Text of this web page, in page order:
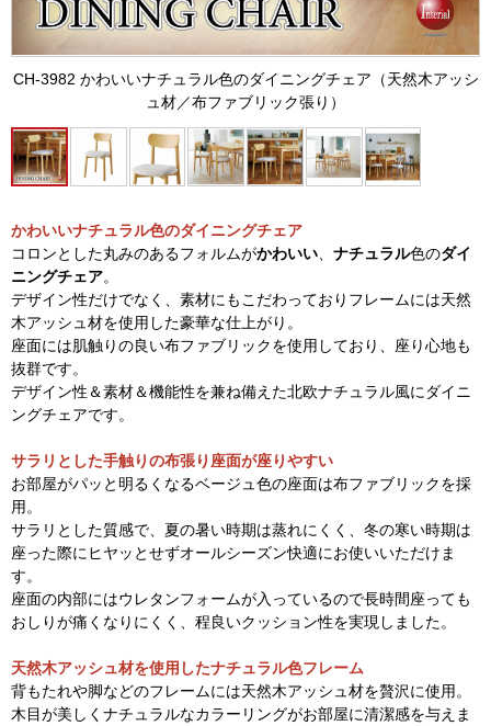
CH-3982 かわいいナチュラル色のダイニングチェア（天然木アッシ
ュ材／布ファブリック張り）
かわいいナチュラル色のダイニングチェア
コロンとした丸みのあるフォルムがかわいい ナチュラル色のダイ
ニングチェア。
デザイン性だけでなく、素材にもこだわっておりフレームには天然
木アッシュ材を使用した豪華な仕上がり。
座面には肌触りの良い布ファブリックを使用しており、座り心地も
抜群です。
デザイン性＆素材＆機能性を兼ね備えた北欧ナチュラル風にダイニ
ングチェアです。
サラリとした手触りの布張り座面が座りやすい
お部屋がパッと明るくなるベージュ色の座面は布ファブリックを採
用。
サラリとした質感で、夏の暑い時期は蒸れにくく、冬の寒い時期は
座った際にヒヤッとせずオールシーズン快適にお使いいただけま
す。
座面の内部にはウレタンフォームが入っているので長時間座っても
おしりが痛くなりにくく、程良いクッション性を実現しました。
天然木アッシュ材を使用したナチュラル色フレーム
背もたれや脚などのフレームには天然木アッシュ材を贅沢に使用。
木目が美しくナチュラルなカラーリングがお部屋に清潔感を与えま